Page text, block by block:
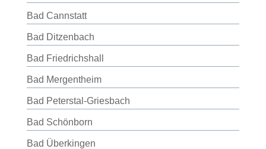
Bad Cannstatt
Bad Ditzenbach
Bad Friedrichshall
Bad Mergentheim
Bad Peterstal-Griesbach
Bad Schönborn
Bad Überkingen